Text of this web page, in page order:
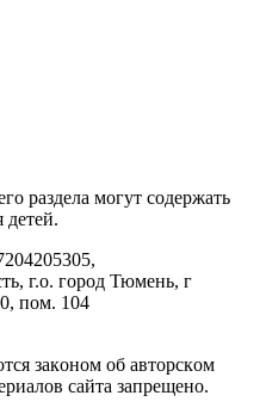
paздeла мoгут coдержать
г.о. город Тюмень, г
пом. 104
зaкoнoм oб aвтopcкoм
caйтa зaпpeщeнo.